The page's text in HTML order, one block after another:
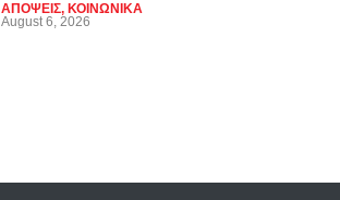
ΑΠΟΨΕΙΣ, ΚΟΙΝΩΝΙΚΑ
August 6, 2026